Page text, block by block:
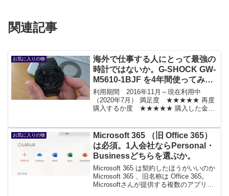
関連記事
お気に入りの物
海外で仕事する人にとって最強の
時計ではないか。G-SHOCK GW-
M5610-1BJF を4年間使ってみ
た。
利用期間 2016年11月～現在利用中
（2020年7月） 満足度 ★★★★★ 再度
購入するか度 ★★★★★ 購入した金
ノが捨てられないとも言う。。。）スズ
キのお気...
お気に入りの物
Microsoft 365 （旧 Office 365）
は必須。1人会社ならPersonal・
Businessどちらを選ぶか。
Microsoft 365 は契約したほうがいいのか
Microsoft 365 、旧名称は Office 365。
Microsoftさんが提供する複数のアプリケ